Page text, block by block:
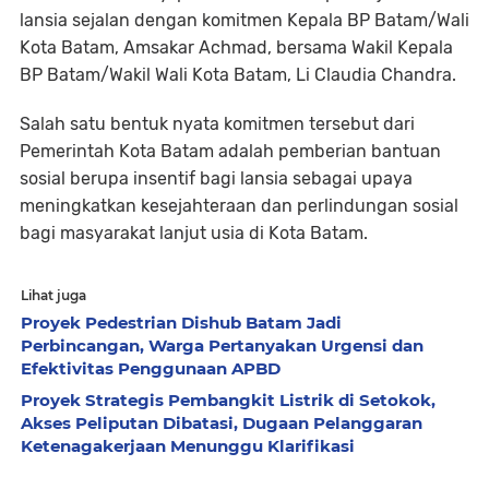
lansia sejalan dengan komitmen Kepala BP Batam/Wali
Kota Batam, Amsakar Achmad, bersama Wakil Kepala
BP Batam/Wakil Wali Kota Batam, Li Claudia Chandra.
Salah satu bentuk nyata komitmen tersebut dari
Pemerintah Kota Batam adalah pemberian bantuan
sosial berupa insentif bagi lansia sebagai upaya
meningkatkan kesejahteraan dan perlindungan sosial
bagi masyarakat lanjut usia di Kota Batam.
Lihat juga
Proyek Pedestrian Dishub Batam Jadi
Perbincangan, Warga Pertanyakan Urgensi dan
Efektivitas Penggunaan APBD
Proyek Strategis Pembangkit Listrik di Setokok,
Akses Peliputan Dibatasi, Dugaan Pelanggaran
Ketenagakerjaan Menunggu Klarifikasi